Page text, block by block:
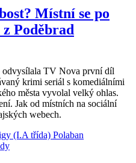
Místní se po
Poděbrad
odvysílala TV Nova první díl
krimi seriál s komediálními
města vyvolal velký ohlas.
Jak od místních na sociální
webech.